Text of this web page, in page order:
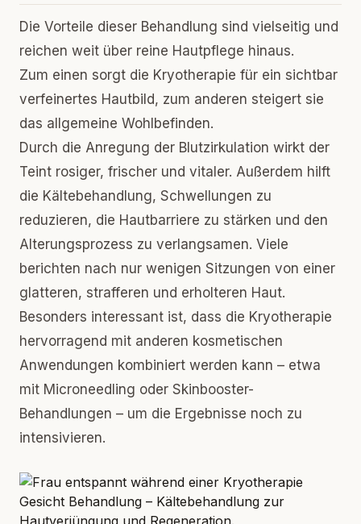
Die Vorteile dieser Behandlung sind vielseitig und
reichen weit über reine Hautpflege hinaus.
Zum einen sorgt die Kryotherapie für ein sichtbar
verfeinertes Hautbild, zum anderen steigert sie
das allgemeine Wohlbefinden.
Durch die Anregung der Blutzirkulation wirkt der
Teint rosiger, frischer und vitaler. Außerdem hilft
die Kältebehandlung, Schwellungen zu
reduzieren, die Hautbarriere zu stärken und den
Alterungsprozess zu verlangsamen. Viele
berichten nach nur wenigen Sitzungen von einer
glatteren, strafferen und erholteren Haut.
Besonders interessant ist, dass die Kryotherapie
hervorragend mit anderen kosmetischen
Anwendungen kombiniert werden kann – etwa
mit Microneedling oder Skinbooster-
Behandlungen – um die Ergebnisse noch zu
intensivieren.